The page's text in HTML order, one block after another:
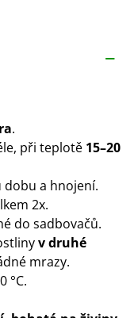
.
při teplotě 15–20
dobu a hnojení.
2x.
do sadbovačů.
v druhé
mrazy.
°C.